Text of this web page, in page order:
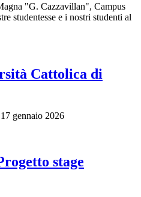
"G. Cazzavillan", Campus
studentesse e i nostri studenti al
Cattolica di
gennaio 2026
stage